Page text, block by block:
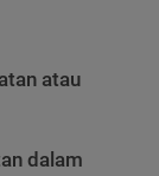
atau
dalam